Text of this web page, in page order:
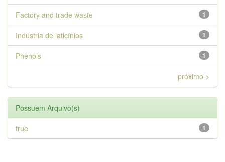
1
Factory and trade waste
1
Indústria de laticínios
1
Phenols
próximo >
Possuem Arquivo(s)
1
true